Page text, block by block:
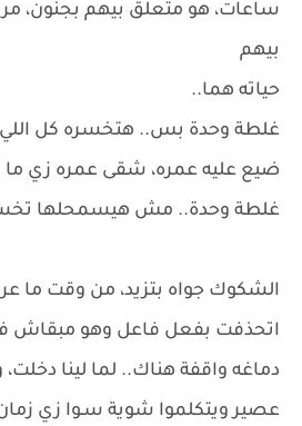
ساعات، هو متعلق بيهم بجنون،
بيهم
حياته هما..
غلطة وحدة بس.. هتخسره كل اللي
ضيع عليه عمره، شقى عمره زي ما
غلطة وحدة.. مش هيسمحلها
الشكوك جواه بتزيد، من وقت ما
اتحذفت بفعل فاعل وهو مبقاش
دماغه واقفة هناك.. لما لينا
عصير ويتكلموا شوية سـوا زي